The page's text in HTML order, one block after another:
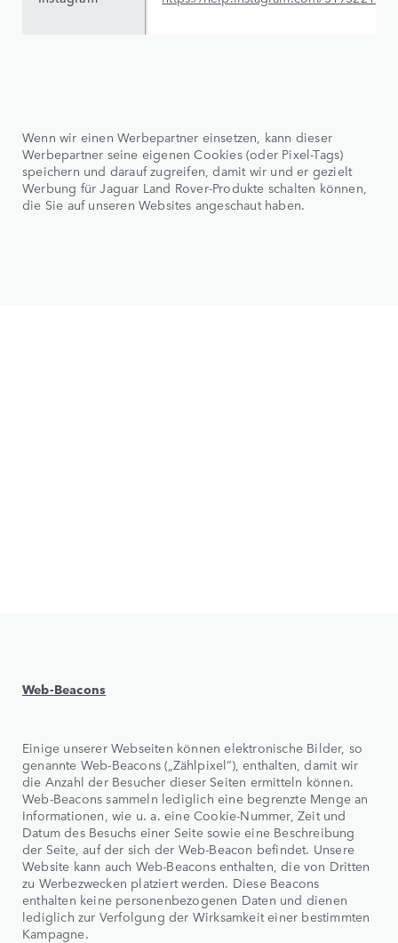
Wenn wir einen Werbepartner einsetzen, kann dieser
Werbepartner seine eigenen Cookies (oder Pixel-Tags)
speichern und darauf zugreifen, damit wir und er gezielt
Werbung für Jaguar Land Rover-Produkte schalten können,
die Sie auf unseren Websites angeschaut haben.
Web-Beacons
Einige unserer Webseiten können elektronische Bilder, so
genannte Web-Beacons („Zählpixel“), enthalten, damit wir
die Anzahl der Besucher dieser Seiten ermitteln können.
Web-Beacons sammeln lediglich eine begrenzte Menge an
Informationen, wie u. a. eine Cookie-Nummer, Zeit und
Datum des Besuchs einer Seite sowie eine Beschreibung
der Seite, auf der sich der Web-Beacon befindet. Unsere
Website kann auch Web-Beacons enthalten, die von Dritten
zu Werbezwecken platziert werden. Diese Beacons
enthalten keine personenbezogenen Daten und dienen
lediglich zur Verfolgung der Wirksamkeit einer bestimmten
Kampagne.